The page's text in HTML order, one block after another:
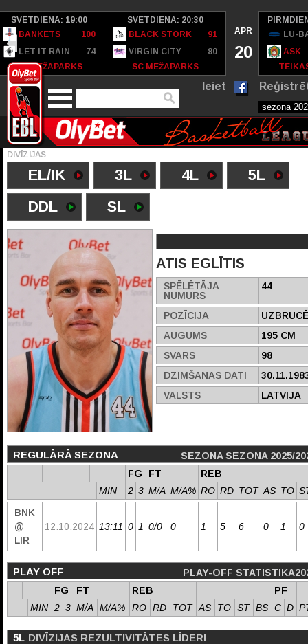
SVĒTDIENA: 19:00
BANKETS
100
LET IT RAIN
74
SC MEŽAPARKS
SVĒTDIENA: 20:30
BLACK STORK
91
VIRGIN CITY
80
SC MEŽAPARKS
APR
20
LU-
ASK
Ieiet
DIVĪZIJAS
EL/IK 3L 4L
5L
DDL
SL
ATIS EGLĪTIS
SPĒLĒTĀJA
NUMURS
44
POZĪCIJA
AUGUMS
195 CM
SVARS
98
DZIMŠANAS DATI
VALSTS
LATVIJA
REGULĀRĀ SEZONA
SEZONA SEZONA 2025/
FG
FT
REB
MIN
2 3 M/A M/A% RO RD TOT AS TO
BNK
@
LIR
12.10.2024 13:11 0 1 0/0 0 1 5 6 0 1 0
PLAY OFF
PLAY-OFF
FG
FT REB
PF
MIN 2 3 M/A M/A% RO RD TOT AS TO ST BS C D
5L DIVĪZIJAS REZULTIVITĀTES LĪDERI